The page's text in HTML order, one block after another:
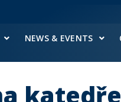
NEWS & EVENTS
katedře